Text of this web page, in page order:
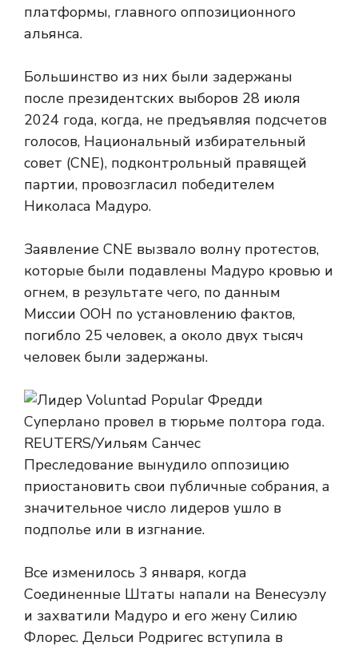
платформы, главного оппозиционного
альянса.
Большинство из них были задержаны
после президентских выборов 28 июля
2024 года, когда, не предъявляя подсчетов
голосов, Национальный избирательный
совет (CNE), подконтрольный правящей
партии, провозгласил победителем
Николаса Мадуро.
Заявление CNE вызвало волну протестов,
которые были подавлены Мадуро кровью и
огнем, в результате чего, по данным
Миссии ООН по установлению фактов,
погибло 25 человек, а около двух тысяч
человек были задержаны.
Преследование вынудило оппозицию
приостановить свои публичные собрания, а
значительное число лидеров ушло в
подполье или в изгнание.
Все изменилось 3 января, когда
Соединенные Штаты напали на Венесуэлу
и захватили Мадуро и его жену Силию
Флорес. Дельси Родригес вступила в